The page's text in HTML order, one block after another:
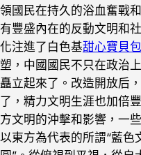
領國民在持久的浴血奮戰
有豐盛內在的反動文明和
化注進了白色基甜心寶貝
塑，中國國民不只在政治
矗立起來了。改造開放后
了，精力文明生涯也加倍
方文明的沖擊和影響，一
以東方為代表的所謂“藍色